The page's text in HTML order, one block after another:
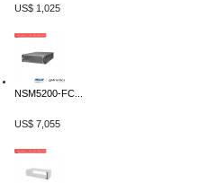
US$ 1,025
NSM5200-FC...
US$ 7,055